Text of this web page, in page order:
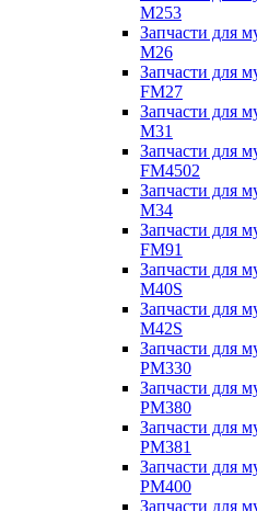
M253
Запчасти для
M26
Запчасти для
FM27
Запчасти для
M31
Запчасти для
FM4502
Запчасти для
M34
Запчасти для
FM91
Запчасти для
M40S
Запчасти для
M42S
Запчасти для
PM330
Запчасти для
PM380
Запчасти для
PM381
Запчасти для
PM400
Запчасти для